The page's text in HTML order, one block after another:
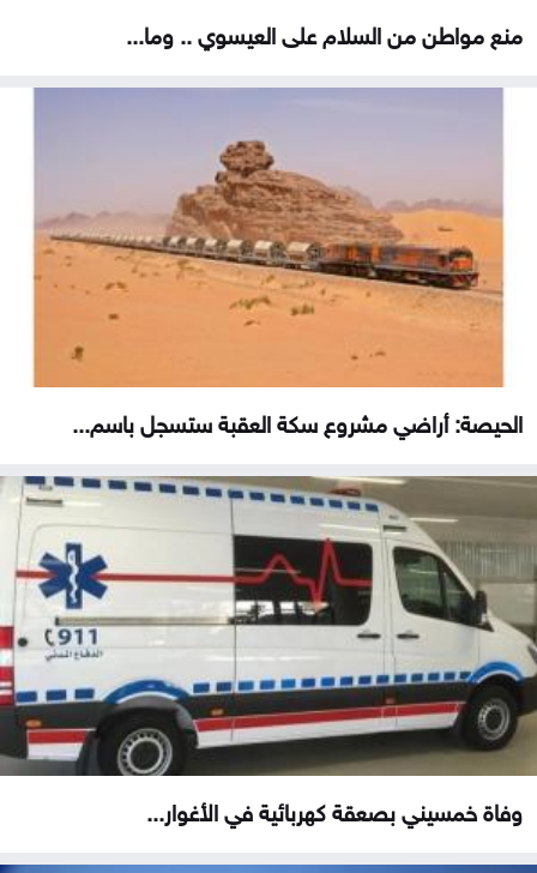
منع مواطن من السلام على العيسوي .. وما...
الحيصة: أراضي مشروع سكة العقبة ستسجل باسم...
وفاة خمسيني بصعقة كهربائية في الأغوار...